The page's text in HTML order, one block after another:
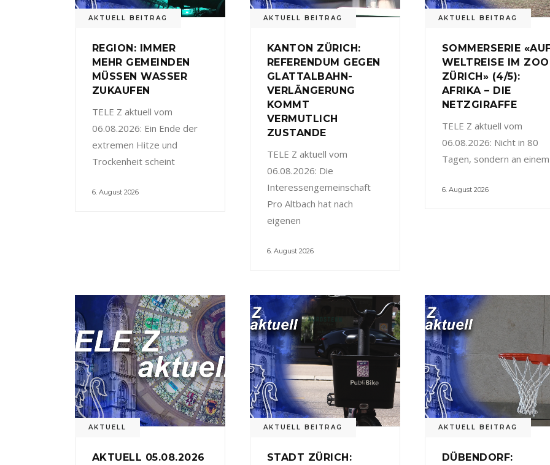
AKTUELL BEITRAG
REGION: IMMER
MEHR GEMEINDEN
MÜSSEN WASSER
ZUKAUFEN
TELE Z aktuell vom
06.08.2026: Ein Ende der
extremen Hitze und
Trockenheit scheint
6. August 2026
AKTUELL BEITRAG
KANTON ZÜRICH:
REFERENDUM GEGEN
GLATTALBAHN-
VERLÄNGERUNG
KOMMT
VERMUTLICH
ZUSTANDE
TELE Z aktuell vom
06.08.2026: Die
Interessengemeinschaft
Pro Altbach hat nach
eigenen
6. August 2026
AKTUELL BEITRAG
SOMMERSERIE
WELTREISE IM ZOO
ZÜRICH» (4/5):
AFRIKA – DIE
NETZGIRAFFE
TELE Z aktuell vom
06.08.2026: Nicht in 80
Tagen, sondern an einem
6. August 2026
AKTUELL
AKTUELL 05.08.2026
AKTUELL BEITRAG
STADT ZÜRICH:
AKTUELL BEITRAG
DÜBENDORF: